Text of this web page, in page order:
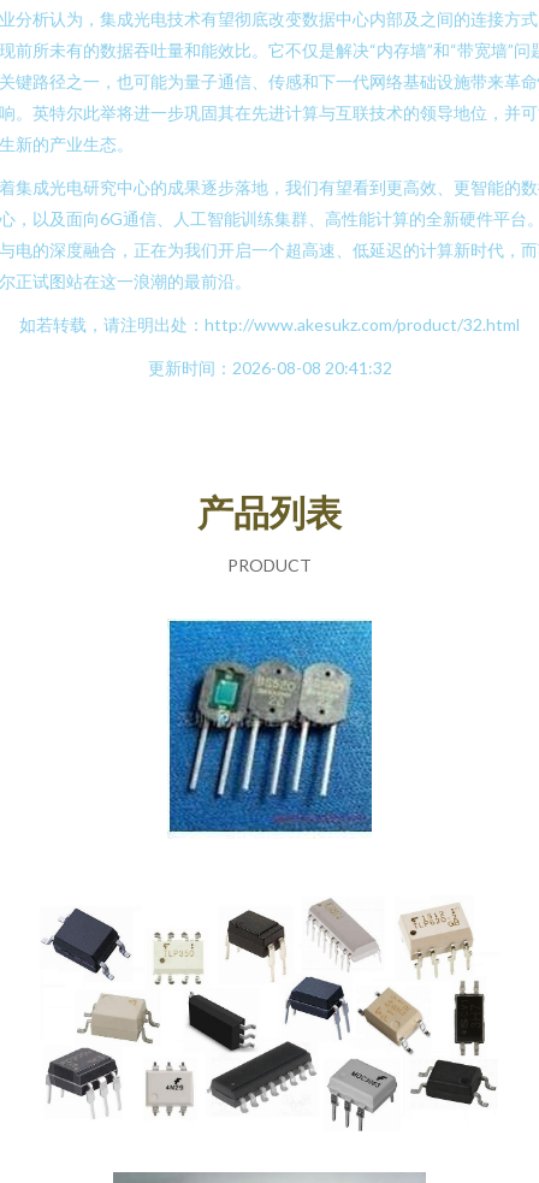
分析认为，集成光电技术有望彻底改变数据中心内部及之间的连接方
前所未有的数据吞吐量和能效比。它不仅是解决“内存墙”和“带宽墙”问
键路径之一，也可能为量子通信、传感和下一代网络基础设施带来革
。英特尔此举将进一步巩固其在先进计算与互联技术的领导地位，并
新的产业生态。
集成光电研究中心的成果逐步落地，我们有望看到更高效、更智能的
，以及面向6G通信、人工智能训练集群、高性能计算的全新硬件平台
电的深度融合，正在为我们开启一个超高速、低延迟的计算新时代，
正试图站在这一浪潮的最前沿。
如若转载，请注明出处：http://www.akesukz.com/product/32.html
更新时间：2026-08-08 20:41:32
产品列表
PRODUCT